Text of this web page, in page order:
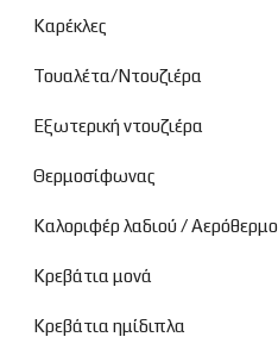
Καρέκλες
Τουαλέτα/Ντουζιέρα
Εξωτερική ντουζιέρα
Θερμοσίφωνας
Καλοριφέρ λαδιού / Αερόθερμο
Κρεβάτια μονά
Κρεβάτια ημίδιπλα